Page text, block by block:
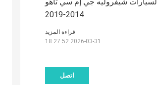
2014-2019
اتصل
قراءة المزيد
2026-03-31 18:27:52